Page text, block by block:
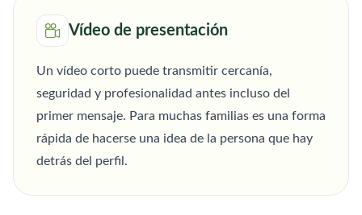
Vídeo de presentación
Un vídeo corto puede transmitir cercanía,
seguridad y profesionalidad antes incluso del
primer mensaje. Para muchas familias es una forma
rápida de hacerse una idea de la persona que hay
detrás del perfil.